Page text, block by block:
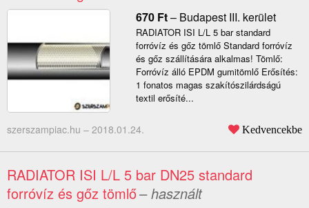
670 Ft– Budapest III. kerület
RADIATOR ISI L/L 5 bar standard
forróvíz és gőz tömlő Standard forróvíz
és gőz szállítására alkalmas! Tömlő:
Forróvíz álló EPDM gumitömlő Erősítés:
1 fonatos magas szakítószilárdságú
textil erősíté...
szerszampiac.hu – 2018.01.24. Kedvencekbe
RADIATOR ISI L/L 5 bar DN25 standard
forróvíz és gőz tömlő– használt